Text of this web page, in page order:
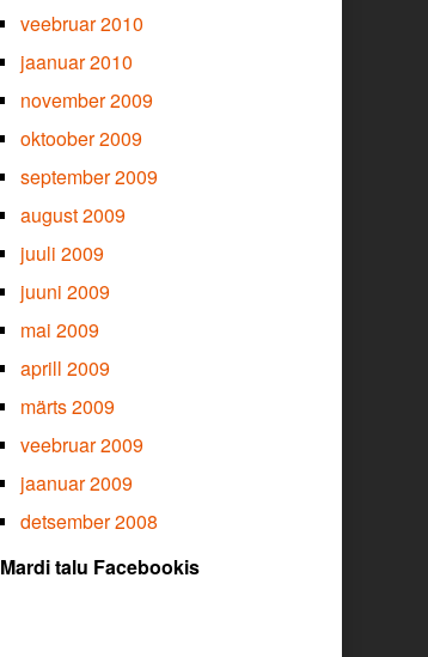
veebruar 2010
jaanuar 2010
november 2009
oktoober 2009
september 2009
august 2009
juuli 2009
juuni 2009
mai 2009
aprill 2009
märts 2009
veebruar 2009
jaanuar 2009
detsember 2008
Mardi talu Facebookis